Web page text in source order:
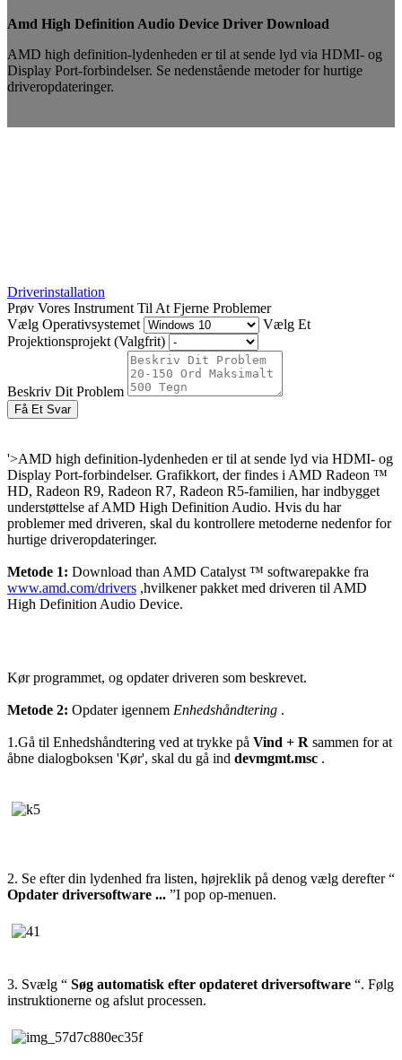
Amd High Definition Audio Device Driver Download
AMD high definition-lydenheden er til at sende lyd via HDMI- og
Display Port-forbindelser. Se nedenstående metoder for hurtige
driveropdateringer.
Driverinstallation
Prøv Vores Instrument Til At Fjerne Problemer
Vælg Operativsystemet
Vælg Et
Projektionsprojekt (Valgfrit)
Beskriv Dit Problem
Få Et Svar
'>AMD high definition-lydenheden er til at sende lyd via HDMI- og
Display Port-forbindelser. Grafikkort, der findes i AMD Radeon ™
HD, Radeon R9, Radeon R7, Radeon R5-familien, har indbygget
understøttelse af AMD High Definition Audio. Hvis du har
problemer med driveren, skal du kontrollere metoderne nedenfor for
hurtige driveropdateringer.
Metode 1: Download than AMD Catalyst ™ softwarepakke fra
www.amd.com/drivers ,hvilkener pakket med driveren til AMD
High Definition Audio Device.
Kør programmet, og opdater driveren som beskrevet.
Metode 2: Opdater igennem Enhedshåndtering .
1.Gå til Enhedshåndtering ved at trykke på Vind + R sammen for at
åbne dialogboksen 'Kør', skal du gå ind devmgmt.msc .
2. Se efter din lydenhed fra listen, højreklik på denog vælg derefter “
Opdater driversoftware ... ”I pop op-menuen.
3. Svælg “ Søg automatisk efter opdateret driversoftware “. Følg
instruktionerne og afslut processen.